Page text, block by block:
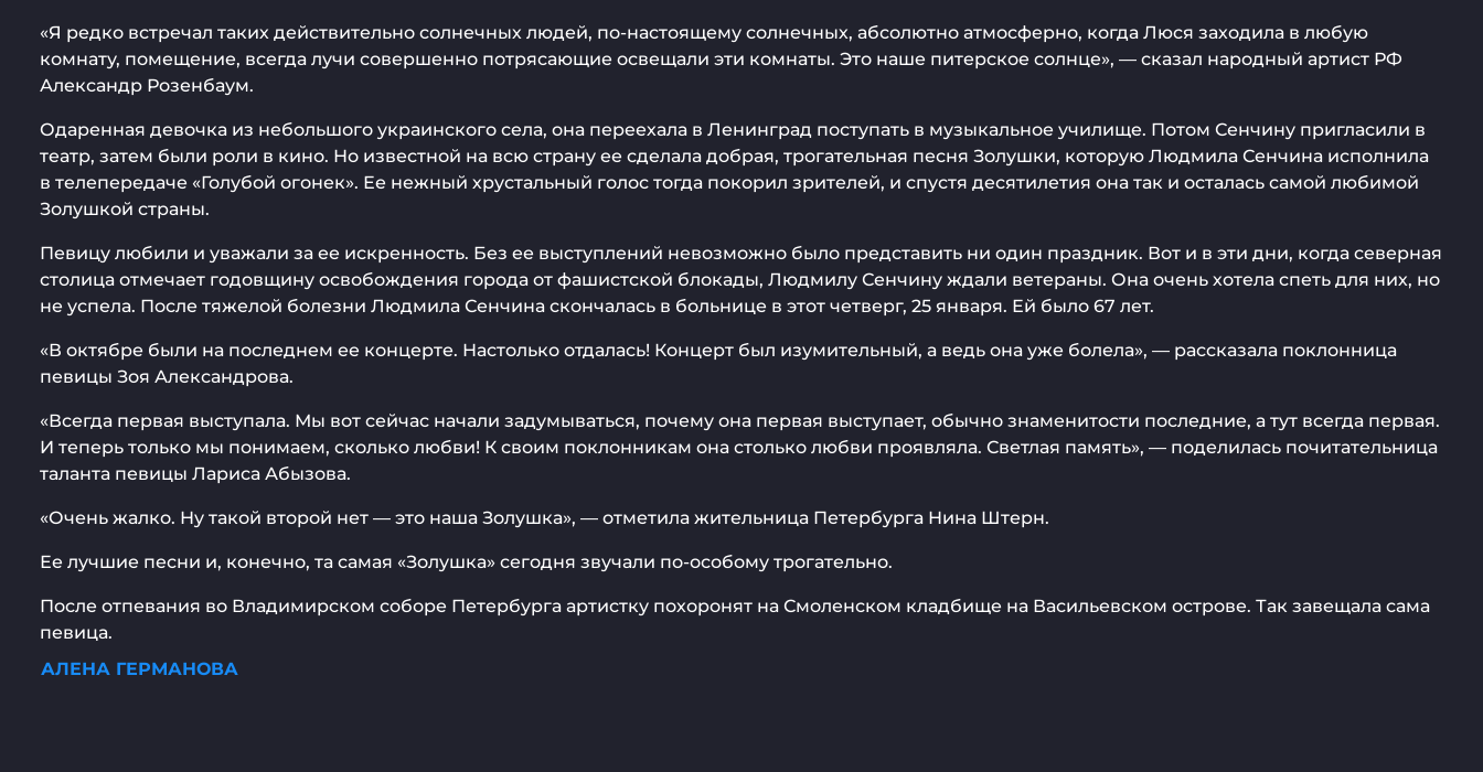
«Я редко встречал таких действительно солнечных людей, по-настоящему солнечных, абсолютно атмосферно, когда Люся заходила в любую
комнату, помещение, всегда лучи совершенно потрясающие освещали эти комнаты. Это наше питерское солнце», — сказал народный артист РФ
Александр Розенбаум.
Одаренная девочка из небольшого украинского села, она переехала в Ленинград поступать в музыкальное училище. Потом Сенчину пригласили в
театр, затем были роли в кино. Но известной на всю страну ее сделала добрая, трогательная песня Золушки, которую Людмила Сенчина исполнила
в телепередаче «Голубой огонек». Ее нежный хрустальный голос тогда покорил зрителей, и спустя десятилетия она так и осталась самой любимой
Золушкой страны.
Певицу любили и уважали за ее искренность. Без ее выступлений невозможно было представить ни один праздник. Вот и в эти дни, когда северная
столица отмечает годовщину освобождения города от фашистской блокады, Людмилу Сенчину ждали ветераны. Она очень хотела спеть для них, но
не успела. После тяжелой болезни Людмила Сенчина скончалась в больнице в этот четверг, 25 января. Ей было 67 лет.
«В октябре были на последнем ее концерте. Настолько отдалась! Концерт был изумительный, а ведь она уже болела», — рассказала поклонница
певицы Зоя Александрова.
«Всегда первая выступала. Мы вот сейчас начали задумываться, почему она первая выступает, обычно знаменитости последние, а тут всегда первая.
И теперь только мы понимаем, сколько любви! К своим поклонникам она столько любви проявляла. Светлая память», — поделилась почитательница
таланта певицы Лариса Абызова.
«Очень жалко. Ну такой второй нет — это наша Золушка», — отметила жительница Петербурга Нина Штерн.
Ее лучшие песни и, конечно, та самая «Золушка» сегодня звучали по-особому трогательно.
После отпевания во Владимирском соборе Петербурга артистку похоронят на Смоленском кладбище на Васильевском острове. Так завещала сама
певица.
АЛЕНА ГЕРМАНОВА